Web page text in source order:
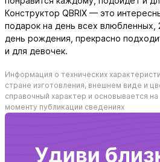
Конструктор QBRIX — это
подарок на день всех влюбленных,
день рождения, прекрасно
и для девочек.
Информация о технических
стране изготовления, внешнем виде и
справочный характер и основывается
моменту публикации сведениях